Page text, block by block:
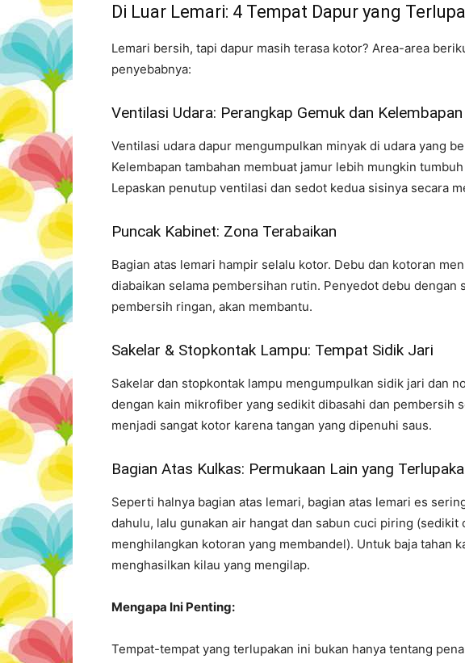
Di Luar Lemari: 4 Tempat Dapur yang
Lemari bersih, tapi dapur masih terasa kotor? Area-area
penyebabnya:
Ventilasi Udara: Perangkap Gemuk dan Kelembapan
Ventilasi udara dapur mengumpulkan minyak di udara yang
Kelembapan tambahan membuat jamur lebih mungkin
Lepaskan penutup ventilasi dan sedot kedua sisinya secara
Puncak Kabinet: Zona Terabaikan
Bagian atas lemari hampir selalu kotor. Debu dan kotoran
diabaikan selama pembersihan rutin. Penyedot debu dengan
pembersih ringan, akan membantu.
Sakelar & Stopkontak Lampu: Tempat Sidik Jari
Sakelar dan stopkontak lampu mengumpulkan sidik jari dan
dengan kain mikrofiber yang sedikit dibasahi dan pembersih
menjadi sangat kotor karena tangan yang dipenuhi saus.
Bagian Atas Kulkas: Permukaan Lain yang
Seperti halnya bagian atas lemari, bagian atas lemari es
dahulu, lalu gunakan air hangat dan sabun cuci piring (sedikit
menghilangkan kotoran yang membandel). Untuk baja tahan
menghasilkan kilau yang mengilap.
Mengapa Ini Penting:
Tempat-tempat yang terlupakan ini bukan hanya tentang